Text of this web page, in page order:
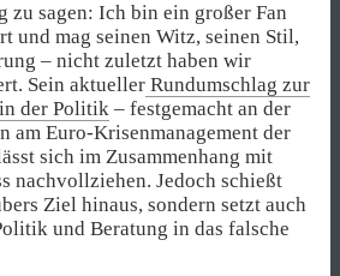
zu sagen: Ich bin ein großer Fan
und mag seinen Witz, seinen Stil,
– nicht zuletzt haben wir
Sein aktueller Rundumschlag zur
der Politik – festgemacht an der
am Euro-Krisenmanagement der
sich im Zusammenhang mit
nachvollziehen. Jedoch schießt
Ziel hinaus, sondern setzt auch
und Beratung in das falsche